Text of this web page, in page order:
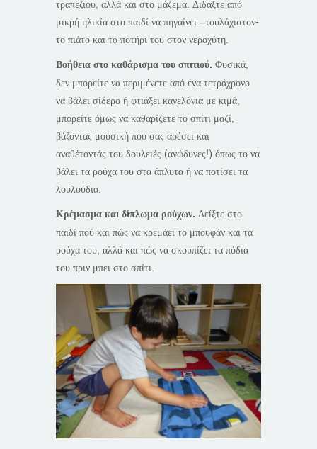
τραπεζιού, αλλά και στο μάζεμα. Διδάξτε από
μικρή ηλικία στο παιδί να πηγαίνει –τουλάχιστον-
το πιάτο και το ποτήρι του στον νεροχύτη.
Βοήθεια στο καθάρισμα του σπιτιού. Φυσικά,
δεν μπορείτε να περιμένετε από ένα τετράχρονο
να βάλει σίδερο ή φτιάξει κανελόνια με κιμά,
μπορείτε όμως να καθαρίζετε το σπίτι μαζί,
βάζοντας μουσική που σας αρέσει και
αναθέτοντάς του δουλειές (ανώδυνες!) όπως το να
βάλει τα ρούχα του στα άπλυτα ή να ποτίσει τα
λουλούδια.
Κρέμασμα και δίπλωμα ρούχων. Δείξτε στο
παιδί πού και πώς να κρεμάει το μπουφάν και τα
ρούχα του, αλλά και πώς να σκουπίζει τα πόδια
του πριν μπει στο σπίτι.